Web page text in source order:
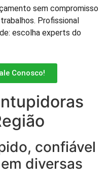
sem compromisso
Profissional
escolha experts do
Conosco!
confiável
diversas